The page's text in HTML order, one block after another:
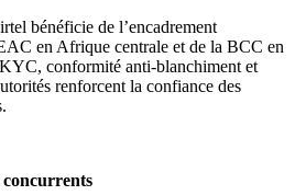
bénéficie de l’encadrement
en Afrique centrale et de la BCC en
conformité anti-blanchiment et
renforcent la confiance des
concurrents